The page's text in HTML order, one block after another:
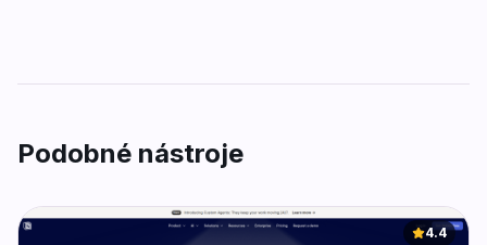
Podobné nástroje
4.4